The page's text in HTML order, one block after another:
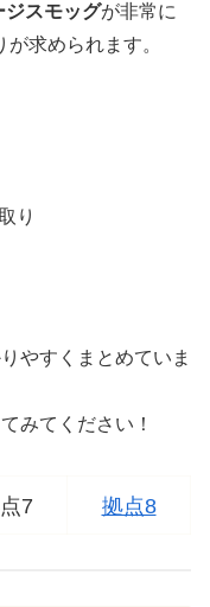
ジスモッグが非常に
求められます。
り
やすくまとめていま
みてください！
7 拠点8